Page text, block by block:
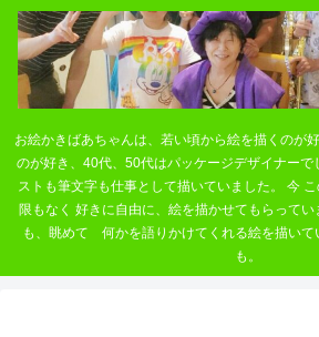
お絵かきばあちゃんは、若い頃から絵を描くのが
のが好き、40代、50代はパッケージデザイナーで
ストも筆文字も仕事として描いていました。 今
限もなく 好きに自由に、絵を描かせてもらってい
も、眺めて 何かを語りかけてくれる絵を描いて
も。